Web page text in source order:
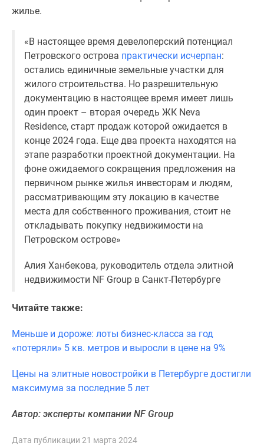
жилье.
«В настоящее время девелоперский потенциал
Петровского острова практически исчерпан:
остались единичные земельные участки для
жилого строительства. Но разрешительную
документацию в настоящее время имеет лишь
один проект – вторая очередь ЖК Neva
Residence, старт продаж которой ожидается в
конце 2024 года. Еще два проекта находятся на
этапе разработки проектной документации. На
фоне ожидаемого сокращения предложения на
первичном рынке жилья инвесторам и людям,
рассматривающим эту локацию в качестве
места для собственного проживания, стоит не
откладывать покупку недвижимости на
Петровском острове»
Алия Ханбекова, руководитель отдела элитной
недвижимости NF Group в Санкт-Петербурге
Читайте также:
Меньше и дороже: лоты бизнес-класса за год
«потеряли» 5 кв. метров и выросли в цене на 9%
Цены на элитные новостройки в Петербурге достигли
максимума за последние 5 лет
Автор: эксперты компании NF Group
Дата публикации 21 марта 2024